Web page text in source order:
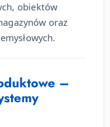
obiektów
oraz
–